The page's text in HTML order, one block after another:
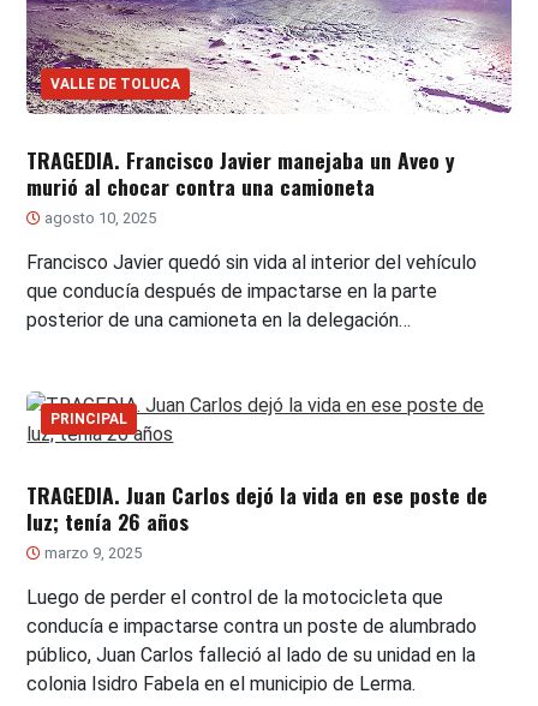
VALLE DE TOLUCA
TRAGEDIA. Francisco Javier manejaba un Aveo y
murió al chocar contra una camioneta
agosto 10, 2025
Francisco Javier quedó sin vida al interior del vehículo
que conducía después de impactarse en la parte
posterior de una camioneta en la delegación…
PRINCIPAL
TRAGEDIA. Juan Carlos dejó la vida en ese poste de
luz; tenía 26 años
marzo 9, 2025
Luego de perder el control de la motocicleta que
conducía e impactarse contra un poste de alumbrado
público, Juan Carlos falleció al lado de su unidad en la
colonia Isidro Fabela en el municipio de Lerma.